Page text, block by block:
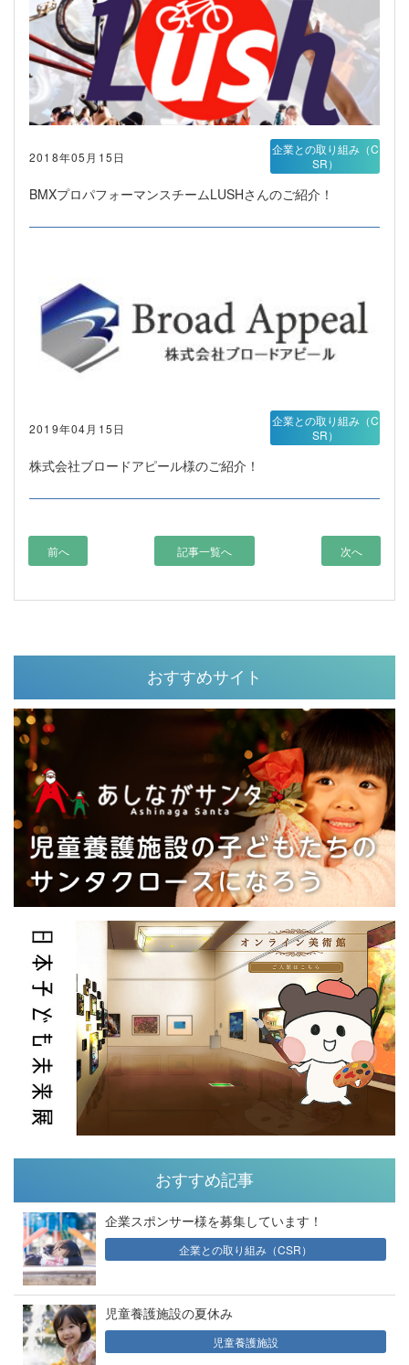
2018年05月15日
BMXプロパフォーマンスチームLUSHさんのご紹介！
企業との取り組み（C
SR）
2019年04月15日
株式会社ブロードアピール様のご紹介！
企業との取り組み（C
SR）
前へ 記事一覧へ 次へ
おすすめサイト
おすすめ記事
企業スポンサー様を募集しています！
企業との取り組み（CSR）
児童養護施設の夏休み
児童養護施設